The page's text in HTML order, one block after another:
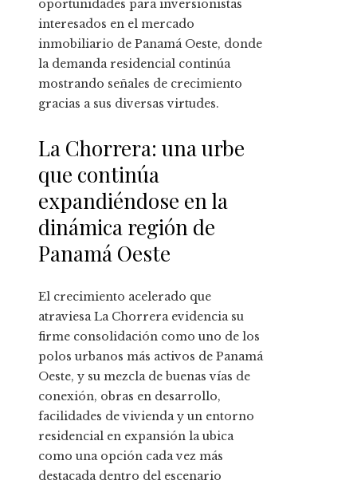
oportunidades para inversionistas
interesados en el mercado
inmobiliario de Panamá Oeste, donde
la demanda residencial continúa
mostrando señales de crecimiento
gracias a sus diversas virtudes.
La Chorrera: una urbe
que continúa
expandiéndose en la
dinámica región de
Panamá Oeste
El crecimiento acelerado que
atraviesa La Chorrera evidencia su
firme consolidación como uno de los
polos urbanos más activos de Panamá
Oeste, y su mezcla de buenas vías de
conexión, obras en desarrollo,
facilidades de vivienda y un entorno
residencial en expansión la ubica
como una opción cada vez más
destacada dentro del escenario